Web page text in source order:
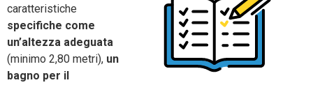
caratteristiche
specifiche come
un’altezza adeguata
(minimo 2,80 metri), un
bagno per il